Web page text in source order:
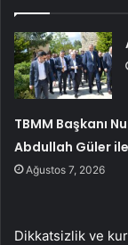
TBMM Başkanı
Abdullah Güler
Ağustos 7, 2026
Dikkatsizlik ve